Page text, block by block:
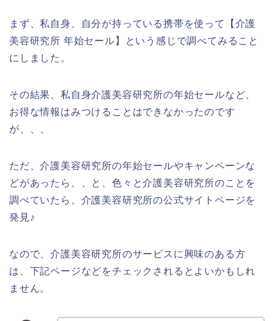
まず、私自身、自分が持っている携帯を使って【介護
美容研究所 年始セール】という感じで調べてみること
にしました。
その結果、私自身介護美容研究所の年始セールなど、
お得な情報はみつけることはできなかったのです
が、、、
ただ、介護美容研究所の年始セールやキャンペーンな
どがあったら、、と、色々と介護美容研究所のことを
調べていたら、介護美容研究所の公式サイトページを
発見♪
なので、介護美容研究所のサービスに興味のある方
は、下記ページなどをチェックされるとよいかもしれ
ません。